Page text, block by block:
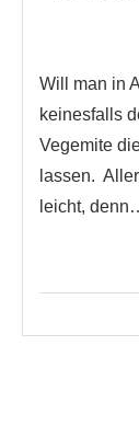
Will man in
keinesfalls
Vegemite
lassen.
leicht,